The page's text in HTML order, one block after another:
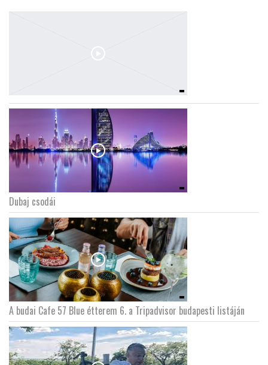
Dubaj csodái
A budai Cafe 57 Blue étterem 6. a Tripadvisor budapesti listáján